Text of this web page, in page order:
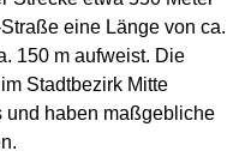
eine Länge von ca.
150 m aufweist. Die
Stadtbezirk Mitte
und haben maßgebliche